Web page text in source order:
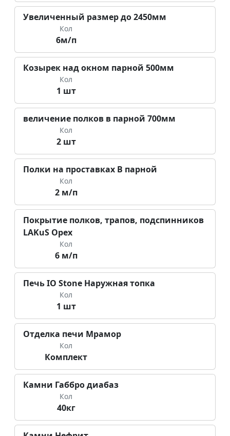
Увеличенный размер до 2450мм
Кол
6м/п
Козырек над окном парной 500мм
Кол
1 шт
величение полков в парной 700мм
Кол
2 шт
Полки на проставках В парной
Кол
2 м/п
Покрытие полков, трапов, подспинников
LAKuS Орех
Кол
6 м/п
Печь IO Stone Наружная топка
Кол
1 шт
Отделка печи Мрамор
Кол
Комплект
Камни Габбро диабаз
Кол
40кг